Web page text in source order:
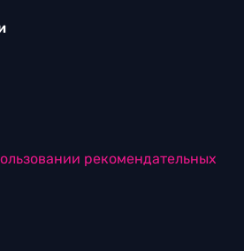
рекомендательных